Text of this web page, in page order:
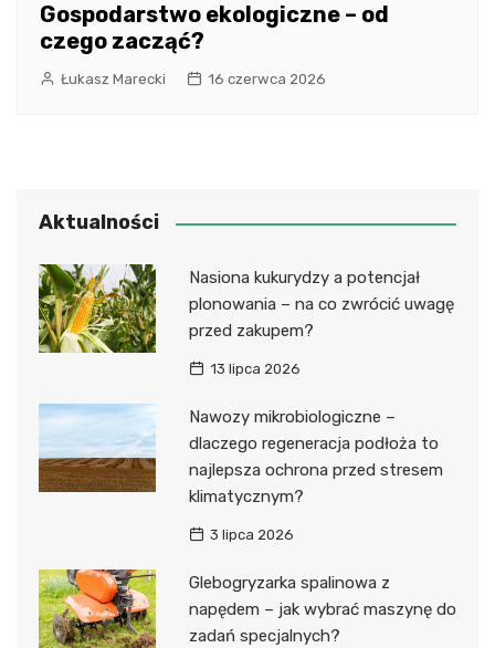
Gospodarstwo ekologiczne – od
czego zacząć?
Łukasz Marecki 16 czerwca 2026
Aktualności
Nasiona kukurydzy a potencjał
plonowania – na co zwrócić uwagę
przed zakupem?
13 lipca 2026
Nawozy mikrobiologiczne –
dlaczego regeneracja podłoża to
najlepsza ochrona przed stresem
klimatycznym?
3 lipca 2026
Glebogryzarka spalinowa z
napędem – jak wybrać maszynę do
zadań specjalnych?